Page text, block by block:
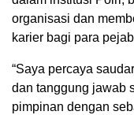
organisasi dan
karier bagi para
“Saya percaya
dan tanggung jawab
pimpinan dengan